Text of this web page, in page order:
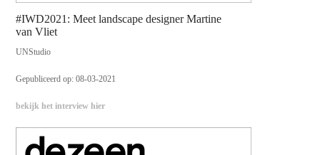
#IWD2021: Meet landscape designer Martine
van Vliet
UNStudio
Gepubliceerd op: 08-03-2021
bekijk het interview hier